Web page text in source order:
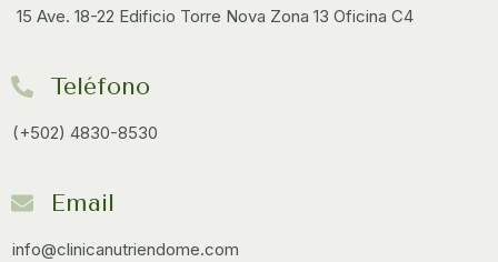
15 Ave. 18-22 Edificio Torre Nova Zona 13 Oficina C4
Teléfono
(+502) 4830-8530
Email
info@clinicanutriendome.com